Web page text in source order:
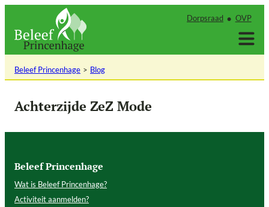
inhoud
Dorpsraad OVP
Beleef Princenhage Blog
Achterzijde ZeZ Mode
Beleef Princenhage
Wat is Beleef Princenhage?
Activiteit aanmelden?